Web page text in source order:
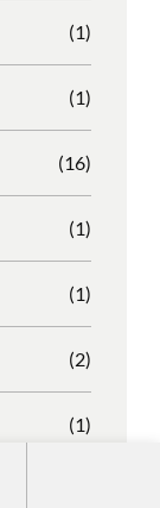
(1)
(1)
(16)
(1)
(1)
(2)
(1)